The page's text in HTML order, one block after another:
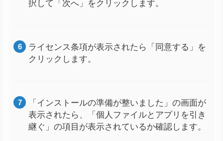
択して「次へ」をクリックします。
ライセンス条項が表示されたら「同意する」を
クリックします。
「インストールの準備が整いました」の画面が
表示されたら、「個人ファイルとアプリを引き
継ぐ」の項目が表示されているか確認します。